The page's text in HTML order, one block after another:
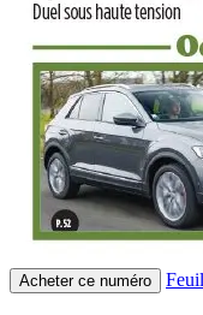
Acheter ce numéro